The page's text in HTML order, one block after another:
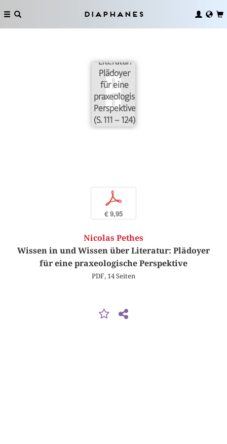
Diaphanes
Wissen in
Literatur:
Plädoyer
für eine
praxeologische
Perspektive
(S. 111 – 124)
p
€ 9,95
Nicolas Pethes
Wissen in und Wissen über Literatur: Plädoyer
für eine praxeologische Perspektive
PDF, 14 Seiten